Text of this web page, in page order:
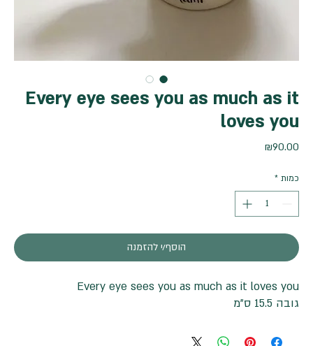
Every eye sees you as much as it
loves you
₪90.00
כמות *
הוסף/י להזמנה
Every eye sees you as much as it loves you
גובה 15.5 ס"מ